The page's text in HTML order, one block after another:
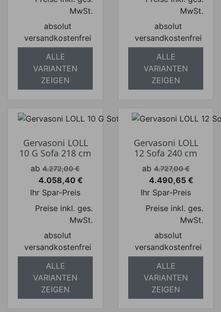
MwSt.
absolut
versandkostenfrei
ALLE
VARIANTEN
ZEIGEN
MwSt.
absolut
versandkostenfrei
ALLE
VARIANTEN
ZEIGEN
Gervasoni LOLL
10 G Sofa 218 cm
Verkaufspreis
ab 4.272,00 €
Preis
4.058,40 €
Ihr Spar-Preis
Preise inkl. ges.
MwSt.
absolut
versandkostenfrei
ALLE
VARIANTEN
ZEIGEN
Gervasoni LOLL
12 Sofa 240 cm
Verkaufspreis
ab 4.727,00 €
Preis
4.490,65 €
Ihr Spar-Preis
Preise inkl. ges.
MwSt.
absolut
versandkostenfrei
ALLE
VARIANTEN
ZEIGEN